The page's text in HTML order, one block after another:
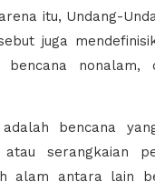
itu, Undang-
juga
bencana nonalam,
adalah bencana
serangkaian
alam antara lain